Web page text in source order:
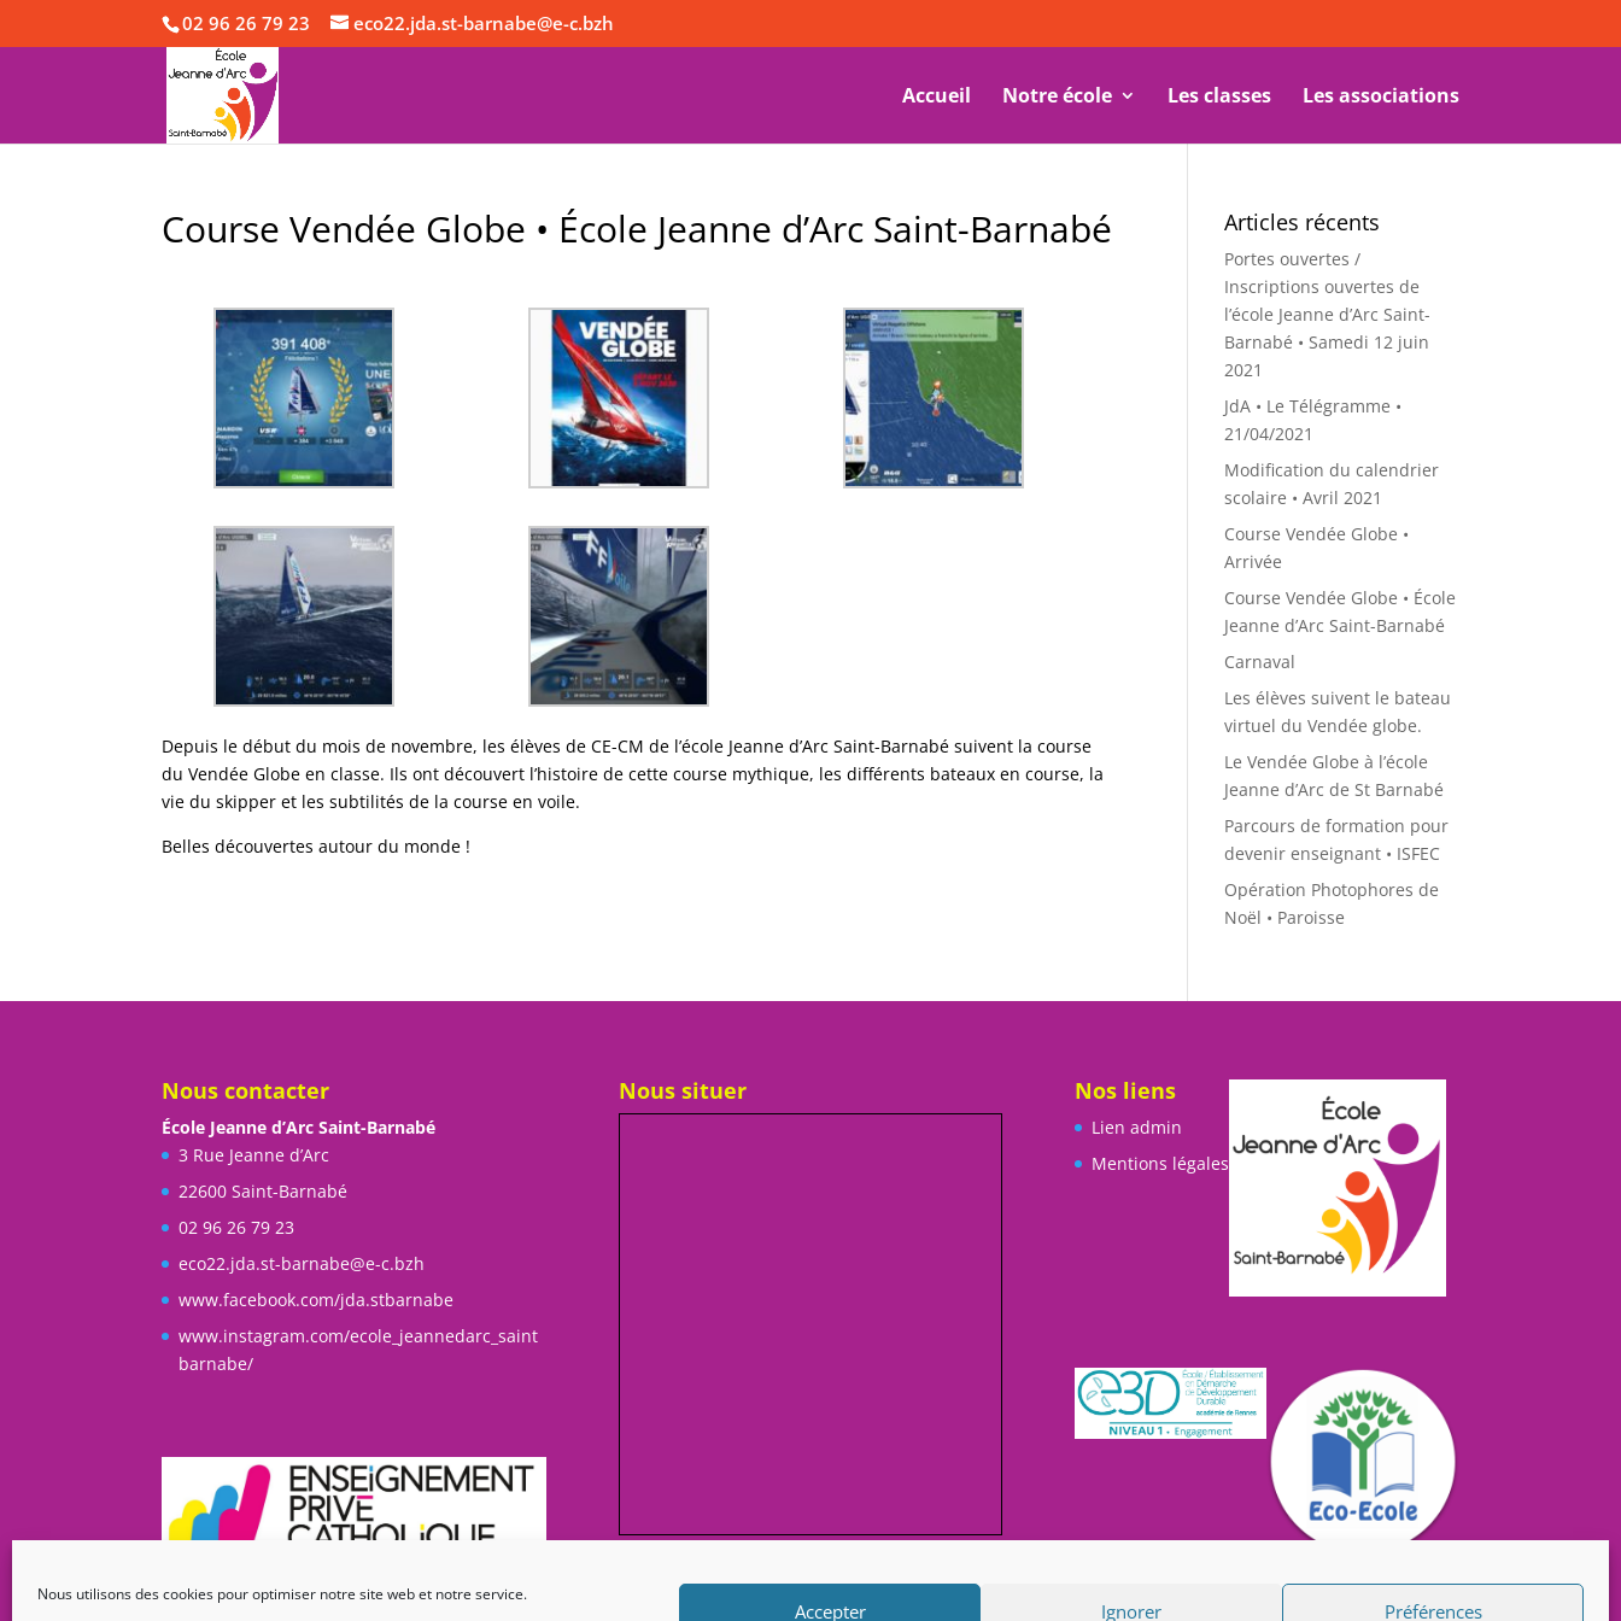
Nous utilisons des cookies pour optimiser notre site web et notre service.
Accepter Ignorer Préférences
02 96 26 79 23 eco22.jda.st-barnabe@e-c.bzh
Accueil Notre école Les classes Les associations
Course Vendée Globe • École Jeanne d’Arc Saint-Barnabé
Depuis le début du mois de novembre, les élèves de CE-CM de l’école Jeanne d’Arc Saint-Barnabé suivent la course
du Vendée Globe en classe. Ils ont découvert l’histoire de cette course mythique, les différents bateaux en course, la
vie du skipper et les subtilités de la course en voile.
Belles découvertes autour du monde !
Articles récents
Portes ouvertes /
Inscriptions ouvertes de
l’école Jeanne d’Arc Saint-
Barnabé • Samedi 12 juin
2021
JdA • Le Télégramme •
21/04/2021
Modification du calendrier
scolaire • Avril 2021
Course Vendée Globe •
Arrivée
Course Vendée Globe • École
Jeanne d’Arc Saint-Barnabé
Carnaval
Les élèves suivent le bateau
virtuel du Vendée globe.
Le Vendée Globe à l’école
Jeanne d’Arc de St Barnabé
Parcours de formation pour
devenir enseignant • ISFEC
Opération Photophores de
Noël • Paroisse
Nous contacter
École Jeanne d’Arc Saint-Barnabé
3 Rue Jeanne d’Arc
22600 Saint-Barnabé
02 96 26 79 23
eco22.jda.st-barnabe@e-c.bzh
www.facebook.com/jda.stbarnabe
www.instagram.com/ecole_jeannedarc_saint
barnabe/
Nous situer Nos liens
Lien admin
Mentions légales